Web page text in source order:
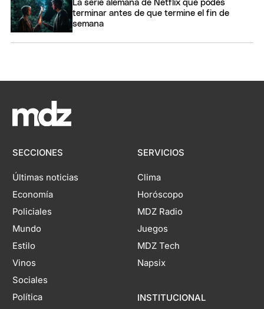
La serie alemana de Netflix que podés
terminar antes de que termine el fin de
semana
SECCIONES
Últimas noticias
Economía
Policiales
Mundo
Estilo
Vinos
Sociales
Política
SERVICIOS
Clima
Horóscopo
MDZ Radio
Juegos
MDZ Tech
Napsix
INSTITUCIONAL